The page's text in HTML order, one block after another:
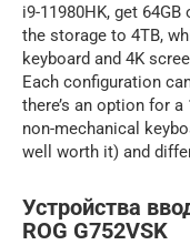
i9-11980HK, get
the storage to 4TB,
keyboard and 4K
Each configuration
there’s an option for a
non-mechanical
well worth it) and
Устройства
ROG G752VSK